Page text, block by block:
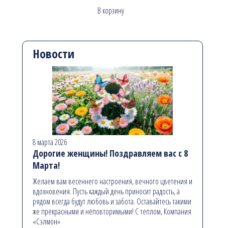
В корзину
Новости
8 марта 2026
Дорогие женщины! Поздравляем вас с 8
Марта!
Желаем вам весеннего настроения, вечного цветения и
вдохновения. Пусть каждый день приносит радость, а
рядом всегда будут любовь и забота. Оставайтесь такими
же прекрасными и неповторимыми! С теплом, Компания
«Сэлмон»